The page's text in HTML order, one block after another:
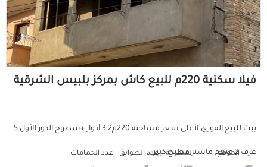
فيلا سكنية 220م للبيع كاش بمركز بلبيس الشرقية
بيت للبيع الفوري لأعلى سعر مساحته 220م2 3 أدوار +سطوح الدور الأول 5
غرف 2 منهم ماستر مطبخ كبير ... الموقع المساحة عدد الطوابق عدد الحمامات